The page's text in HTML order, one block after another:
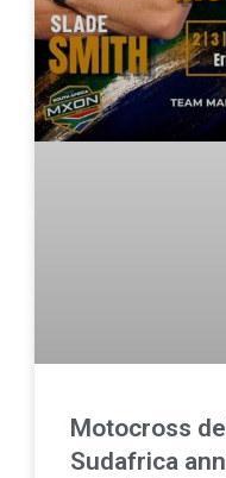
Motocross
Sudafrica